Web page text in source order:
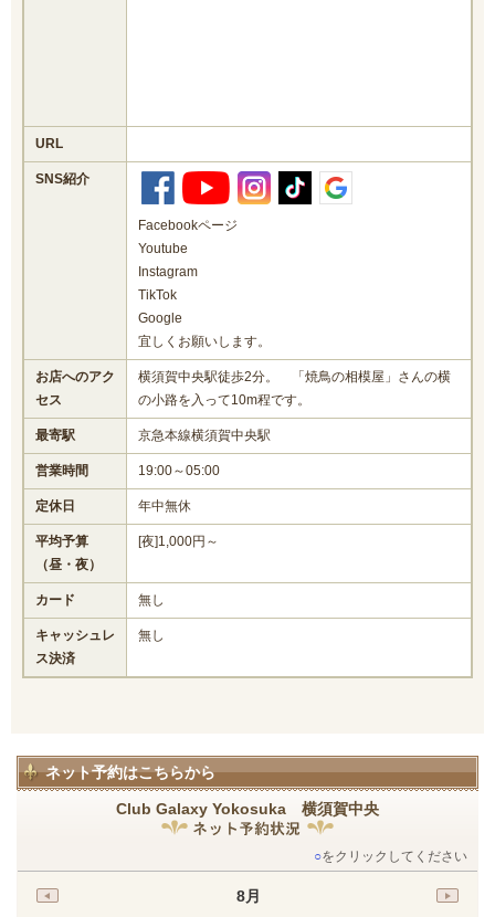
URL
SNS紹介
Facebookページ
Youtube
Instagram
TikTok
Google
宜しくお願いします。
お店へのアク
セス
横須賀中央駅徒歩2分。 「焼鳥の相模屋」さんの横
の小路を入って10m程です。
最寄駅 京急本線横須賀中央駅
営業時間 19:00～05:00
定休日 年中無休
平均予算
（昼・夜）
[夜]1,000円～
カード 無し
キャッシュレ
ス決済
無し
ネット予約はこちらから
Club Galaxy Yokosuka 横須賀中央
○をクリックしてください
8月